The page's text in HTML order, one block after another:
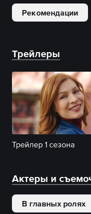
Рекомендации
Трейлеры
Трейлер 1 сезона
Актеры и
В главных ролях